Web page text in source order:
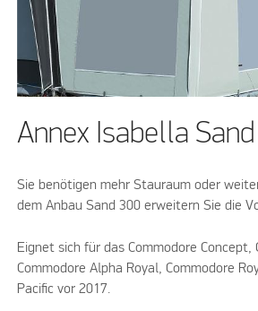
Annex Isabella
Sie benötigen mehr Stauraum oder
dem Anbau Sand 300 erweitern Sie die
Eignet sich für das Commodore Concept,
Commodore Alpha Royal, Commodore
Pacific vor 2017.